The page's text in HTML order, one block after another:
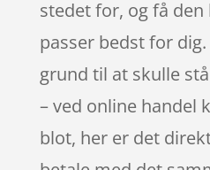
stedet for, og få den
passer bedst for
grund til at skulle
– ved online handel
blot, her er det